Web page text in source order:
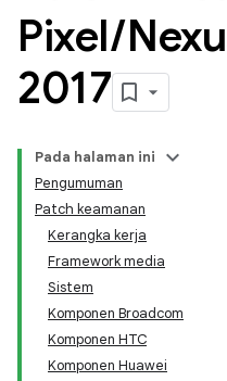
Pixel/
2017
Pada halaman ini
Pengumuman
Patch keamanan
Kerangka kerja
Framework media
Sistem
Komponen Broadcom
Komponen HTC
Komponen Huawei